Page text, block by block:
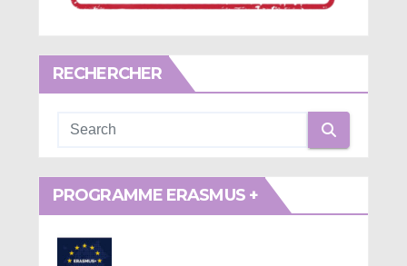
RECHERCHER
PROGRAMME ERASMUS +